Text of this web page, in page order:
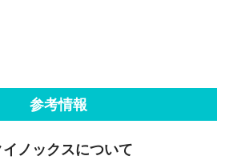
参考情報
イノックスについて